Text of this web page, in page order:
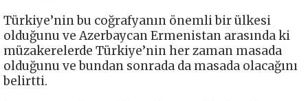
Türkiye’nin bu coğrafyanın önemli bir ülkesi
olduğunu ve Azerbaycan Ermenistan arasında ki
müzakerelerde Türkiye’nin her zaman masada
olduğunu ve bundan sonrada da masada olacağını
belirtti.